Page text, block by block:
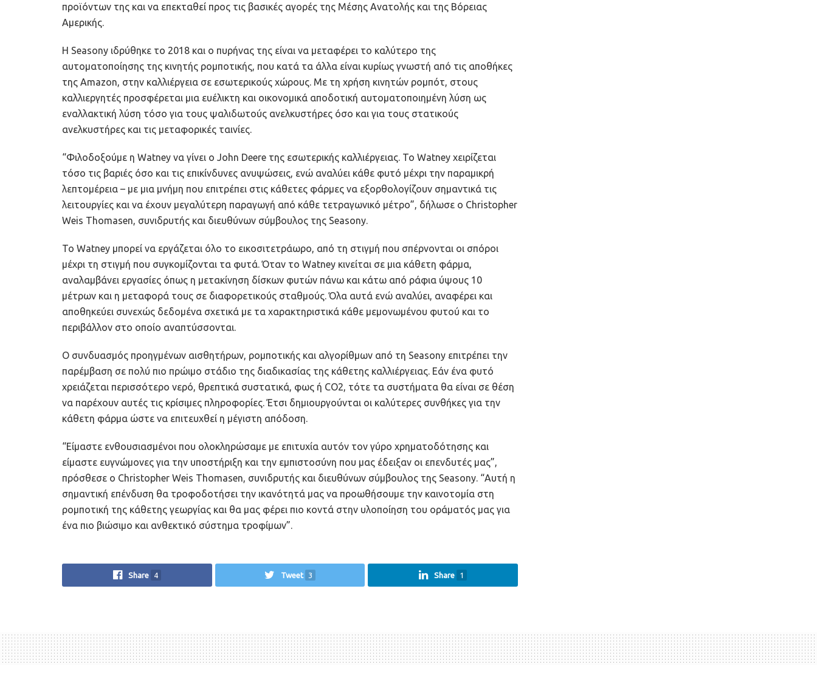
προϊόντων της και να επεκταθεί προς τις βασικές αγορές της Μέσης Ανατολής και της Βόρειας
Αμερικής.
Η Seasony ιδρύθηκε το 2018 και ο πυρήνας της είναι να μεταφέρει το καλύτερο της
αυτοματοποίησης της κινητής ρομποτικής, που κατά τα άλλα είναι κυρίως γνωστή από τις αποθήκες
της Amazon, στην καλλιέργεια σε εσωτερικούς χώρους. Με τη χρήση κινητών ρομπότ, στους
καλλιεργητές προσφέρεται μια ευέλικτη και οικονομικά αποδοτική αυτοματοποιημένη λύση ως
εναλλακτική λύση τόσο για τους ψαλιδωτούς ανελκυστήρες όσο και για τους στατικούς
ανελκυστήρες και τις μεταφορικές ταινίες.
“Φιλοδοξούμε η Watney να γίνει ο John Deere της εσωτερικής καλλιέργειας. Το Watney χειρίζεται
τόσο τις βαριές όσο και τις επικίνδυνες ανυψώσεις, ενώ αναλύει κάθε φυτό μέχρι την παραμικρή
λεπτομέρεια – με μια μνήμη που επιτρέπει στις κάθετες φάρμες να εξορθολογίζουν σημαντικά τις
λειτουργίες και να έχουν μεγαλύτερη παραγωγή από κάθε τετραγωνικό μέτρο”, δήλωσε ο Christopher
Weis Thomasen, συνιδρυτής και διευθύνων σύμβουλος της Seasony.
Το Watney μπορεί να εργάζεται όλο το εικοσιτετράωρο, από τη στιγμή που σπέρνονται οι σπόροι
μέχρι τη στιγμή που συγκομίζονται τα φυτά. Όταν το Watney κινείται σε μια κάθετη φάρμα,
αναλαμβάνει εργασίες όπως η μετακίνηση δίσκων φυτών πάνω και κάτω από ράφια ύψους 10
μέτρων και η μεταφορά τους σε διαφορετικούς σταθμούς. Όλα αυτά ενώ αναλύει, αναφέρει και
αποθηκεύει συνεχώς δεδομένα σχετικά με τα χαρακτηριστικά κάθε μεμονωμένου φυτού και το
περιβάλλον στο οποίο αναπτύσσονται.
Ο συνδυασμός προηγμένων αισθητήρων, ρομποτικής και αλγορίθμων από τη Seasony επιτρέπει την
παρέμβαση σε πολύ πιο πρώιμο στάδιο της διαδικασίας της κάθετης καλλιέργειας. Εάν ένα φυτό
χρειάζεται περισσότερο νερό, θρεπτικά συστατικά, φως ή CO2, τότε τα συστήματα θα είναι σε θέση
να παρέχουν αυτές τις κρίσιμες πληροφορίες. Έτσι δημιουργούνται οι καλύτερες συνθήκες για την
κάθετη φάρμα ώστε να επιτευχθεί η μέγιστη απόδοση.
“Είμαστε ενθουσιασμένοι που ολοκληρώσαμε με επιτυχία αυτόν τον γύρο χρηματοδότησης και
είμαστε ευγνώμονες για την υποστήριξη και την εμπιστοσύνη που μας έδειξαν οι επενδυτές μας”,
πρόσθεσε ο Christopher Weis Thomasen, συνιδρυτής και διευθύνων σύμβουλος της Seasony. “Αυτή η
σημαντική επένδυση θα τροφοδοτήσει την ικανότητά μας να προωθήσουμε την καινοτομία στη
ρομποτική της κάθετης γεωργίας και θα μας φέρει πιο κοντά στην υλοποίηση του οράματός μας για
ένα πιο βιώσιμο και ανθεκτικό σύστημα τροφίμων”.
Share 4 Tweet 3 Share 1